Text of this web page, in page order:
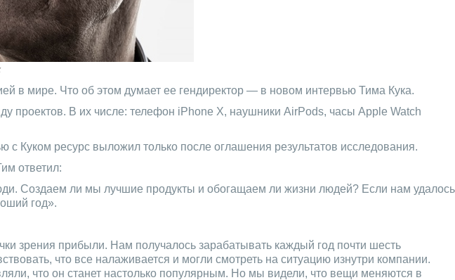
в мире. Что об этом думает ее гендиректор — в новом интервью Тима Кука.
проектов. В их числе: телефон iPhone X, наушники AirPods, часы Apple Watch
Куком ресурс выложил только после оглашения результатов исследования.
ответил:
Создаем ли мы лучшие продукты и обогащаем ли жизни людей? Если нам удалось
год».
зрения прибыли. Нам получалось зарабатывать каждый год почти шесть
что все налаживается и могли смотреть на ситуацию изнутри компании.
что он станет настолько популярным. Но мы видели, что вещи меняются в